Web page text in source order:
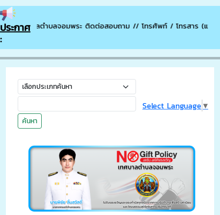
ประกาศ
:
ติดต่อสอบถาม // โทรศัพท์ / โทรสาร (แฟกซ์) : 044-581432 อีเมล :
ค้นหา
Select Language ▼